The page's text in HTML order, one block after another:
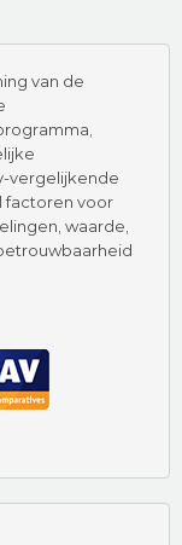
van de
vergelijkende
factoren voor
waarde,